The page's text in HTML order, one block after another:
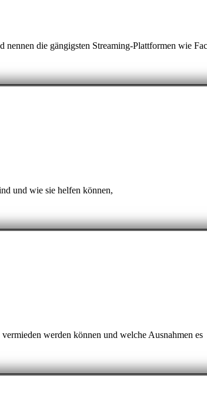
die gängigsten Streaming-Plattformen wie
und wie sie helfen können,
werden können und welche Ausnahmen es